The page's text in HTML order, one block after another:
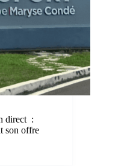
direct :
son offre